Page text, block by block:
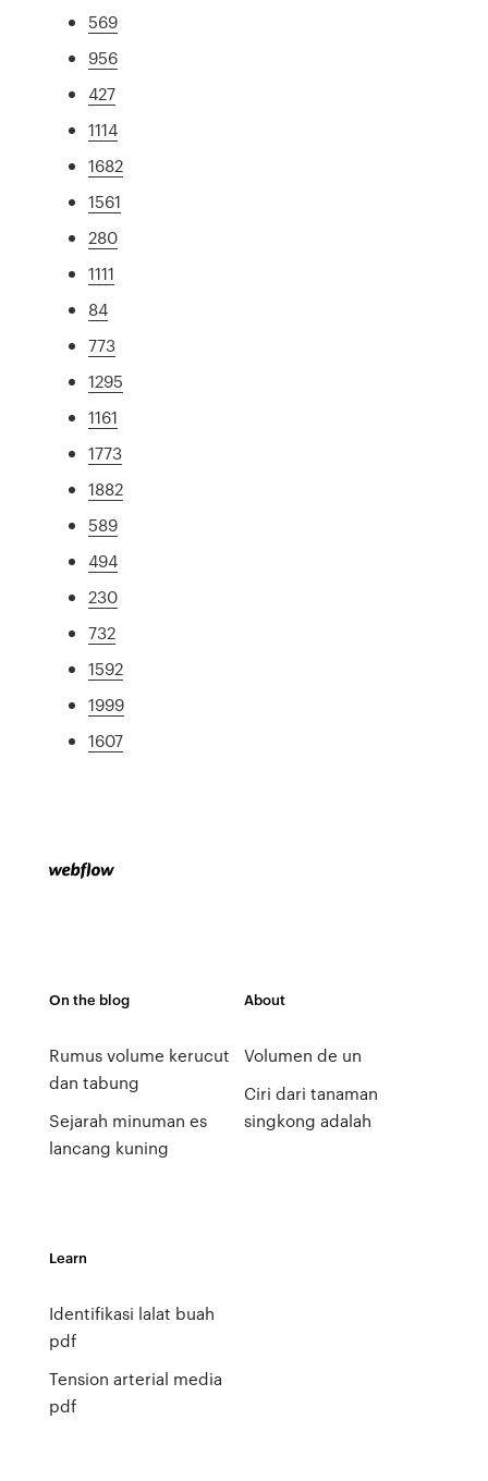
569
956
427
1114
1682
1561
280
1111
84
773
1295
1161
1773
1882
589
494
230
732
1592
1999
1607
On the blog
Rumus volume kerucut
dan tabung
Sejarah minuman es
lancang kuning
About
Volumen de un
Ciri dari tanaman
singkong adalah
Learn
Identifikasi lalat buah
pdf
Tension arterial media
pdf